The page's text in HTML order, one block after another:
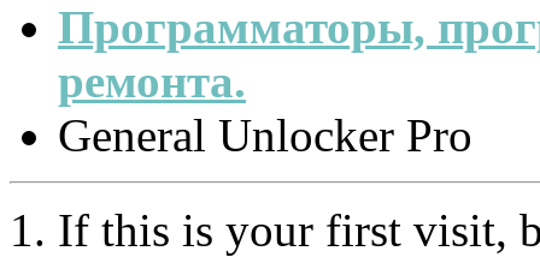
Программаторы,
ремонта.
General Unlocker Pro
If this is your first visit,